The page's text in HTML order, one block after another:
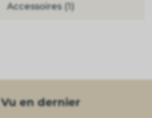
Accessoires (1)
Vu en dernier